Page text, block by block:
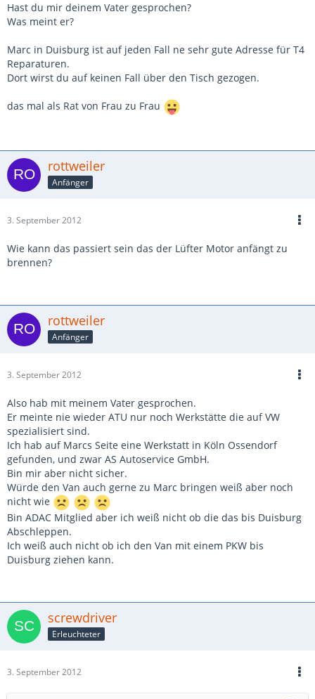
Hast du mir deinem Vater gesprochen?
Was meint er?
Marc in Duisburg ist auf jeden Fall ne sehr gute Adresse für T4
Reparaturen.
Dort wirst du auf keinen Fall über den Tisch gezogen.
das mal als Rat von Frau zu Frau
rottweiler
Anfänger
3. September 2012
Wie kann das passiert sein das der Lüfter Motor anfängt zu
brennen?
rottweiler
Anfänger
3. September 2012
Also hab mit meinem Vater gesprochen.
Er meinte nie wieder ATU nur noch Werkstätte die auf VW
spezialisiert sind.
Ich hab auf Marcs Seite eine Werkstatt in Köln Ossendorf
gefunden, und zwar AS Autoservice GmbH.
Bin mir aber nicht sicher.
Würde den Van auch gerne zu Marc bringen weiß aber noch
nicht wie
Bin ADAC Mitglied aber ich weiß nicht ob die das bis Duisburg
Abschleppen.
Ich weiß auch nicht ob ich den Van mit einem PKW bis
Duisburg ziehen kann.
screwdriver
Erleuchteter
3. September 2012